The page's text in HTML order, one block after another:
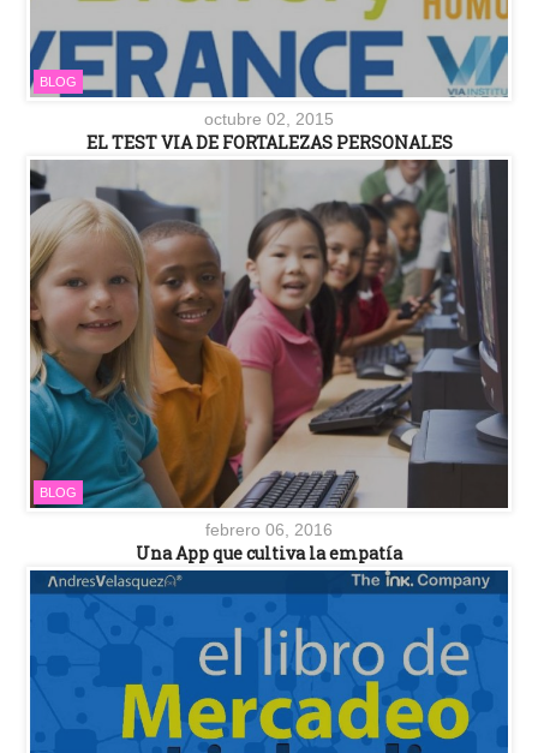
BLOG
octubre 02, 2015
EL TEST VIA DE FORTALEZAS PERSONALES
BLOG
febrero 06, 2016
Una App que cultiva la empatía